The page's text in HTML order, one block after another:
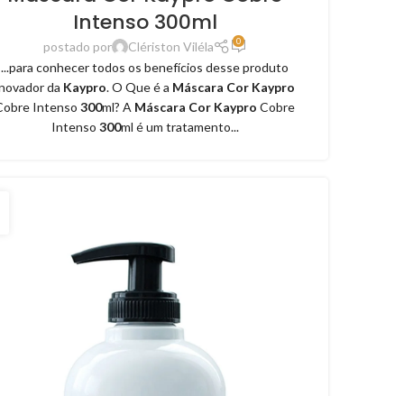
Intenso 300ml
postado por Clériston Viléla 0
...para conhecer todos os benefícios desse produto
da Kaypro. O Que é a Máscara Cor Kaypro
Intenso300ml? A Máscara Cor Kaypro Cobre
Intenso 300ml é um tratamento...